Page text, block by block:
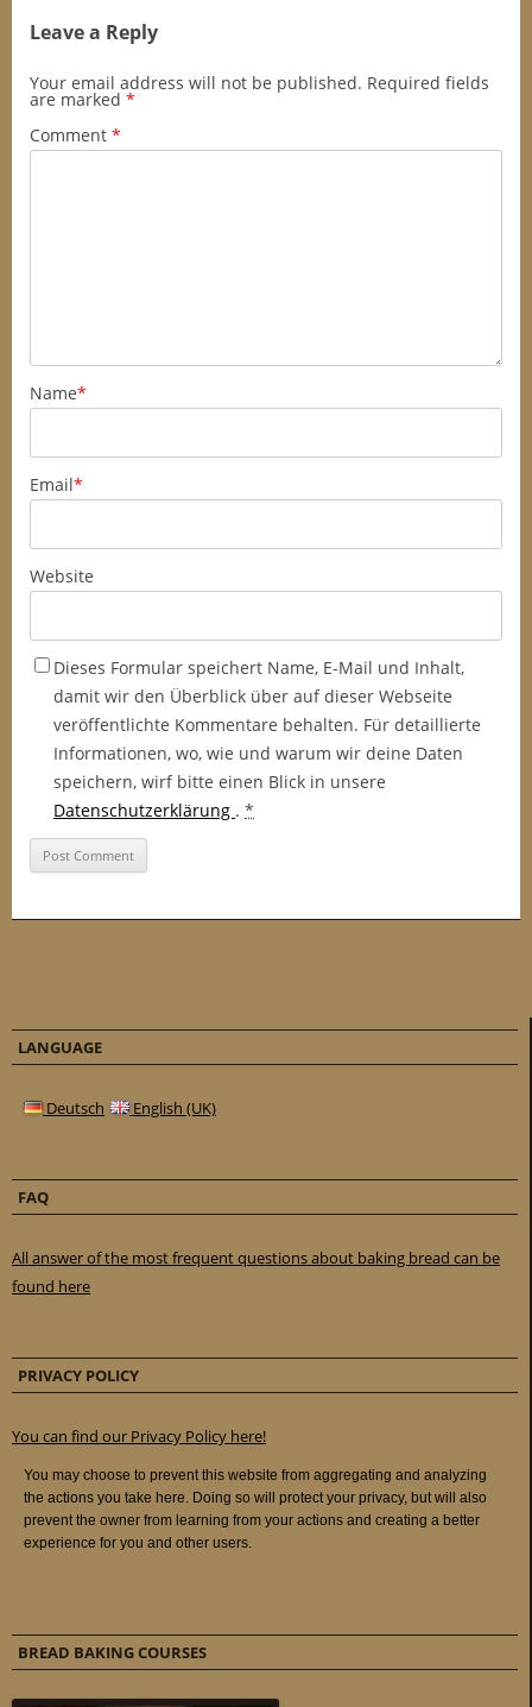
Leave a Reply
Your email address will not be published. Required fields
are marked *
Comment *
Name*
Email*
Website
Dieses Formular speichert Name, E-Mail und Inhalt,
damit wir den Überblick über auf dieser Webseite
veröffentlichte Kommentare behalten. Für detaillierte
Informationen, wo, wie und warum wir deine Daten
speichern, wirf bitte einen Blick in unsere
Datenschutzerklärung . *
LANGUAGE
Deutsch English (UK)
FAQ
All answer of the most frequent questions about baking bread can be
found here
PRIVACY POLICY
You can find our Privacy Policy here!
BREAD BAKING COURSES